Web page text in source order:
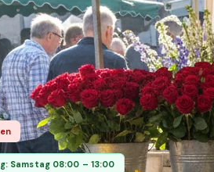
Samstag 08:00 – 13:00